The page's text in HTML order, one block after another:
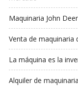
Maquinaria John
Venta de maquinaria
La máquina es la
Alquiler de